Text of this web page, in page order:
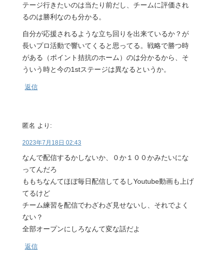
テージ行きたいのは当たり前だし、チームに評価され
るのは勝利なのも分かる。
自分が応援されるような立ち回りを出来ているか？が
長いプロ活動で響いてくると思ってる。戦略で勝つ時
がある（ポイント拮抗のホーム）のは分かるから、そ
ういう時と今の1stステージは異なるというか。
返信
匿名 より:
2023年7月18日 02:43
なんで配信するかしないか、０か１００かみたいにな
ってんだろ
ももちなんてほぼ毎日配信してるしYoutube動画も上げ
てるけど
チーム練習を配信でわざわざ見せないし、それでよく
ない？
全部オープンにしろなんて変な話だよ
返信